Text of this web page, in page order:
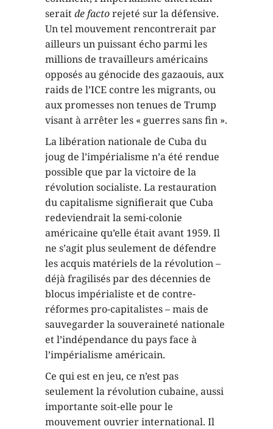
seraitde factorejeté sur la défensive.
Un tel mouvement rencontrerait par
ailleurs un puissant écho parmi les
millions de travailleurs américains
opposés au génocide des gazaouis, aux
raids de l’ICE contre les migrants, ou
aux promesses non tenues de Trump
visant à arrêter les « guerres sans fin ».
La libération nationale de Cuba du
joug de l’impérialisme n’a été rendue
possible que par la victoire de la
révolution socialiste. La restauration
du capitalisme signifierait que Cuba
redeviendrait la semi-colonie
américaine qu’elle était avant 1959. Il
ne s’agit plus seulement de défendre
les acquis matériels de la révolution –
déjà fragilisés par des décennies de
blocus impérialiste et de contre-
réformes pro-capitalistes – mais de
sauvegarder la souveraineté nationale
et l’indépendance du pays face à
l’impérialisme américain.
Ce qui est en jeu, ce n’est pas
seulement la révolution cubaine, aussi
importante soit-elle pour le
mouvement ouvrier international. Il